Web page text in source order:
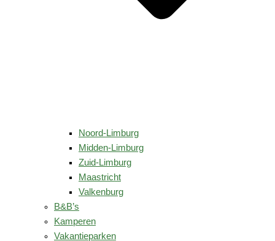
Noord-Limburg
Midden-Limburg
Zuid-Limburg
Maastricht
Valkenburg
B&B’s
Kamperen
Vakantieparken